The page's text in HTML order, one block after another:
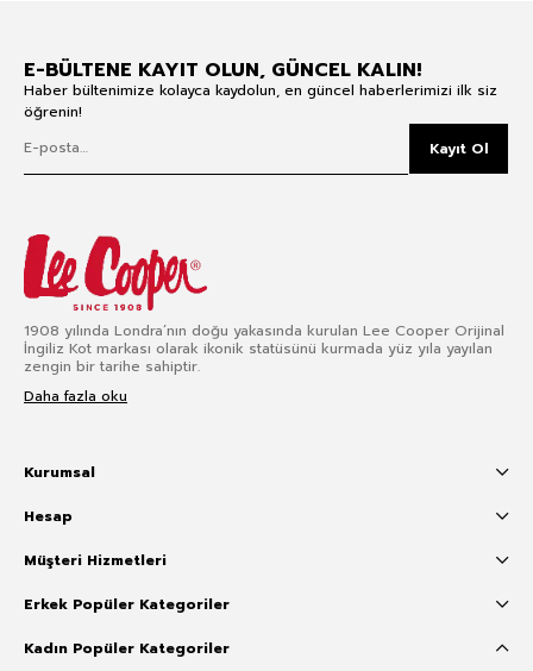
E-BÜLTENE KAYIT OLUN, GÜNCEL KALIN!
Haber bültenimize kolayca kaydolun, en güncel haberlerimizi ilk siz
öğrenin!
Kayıt Ol
1908 yılında Londra’nın doğu yakasında kurulan Lee Cooper Orijinal
İngiliz Kot markası olarak ikonik statüsünü kurmada yüz yıla yayılan
zengin bir tarihe sahiptir.
Daha fazla oku
Kurumsal
Hesap
Müşteri Hizmetleri
Erkek Popüler Kategoriler
Kadın Popüler Kategoriler